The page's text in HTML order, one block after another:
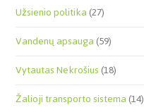
Užsienio politika(27)
Vandenų apsauga(59)
Vytautas Nekrošius(18)
Žalioji transporto sistema(14)